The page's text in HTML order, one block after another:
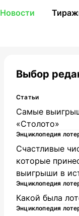
Новости
Выбор
Статьи
Самые
«Столото»
Энциклопедия
Счастливые
которые
выигрыши в
Энциклопедия
Какой была
Энциклопедия